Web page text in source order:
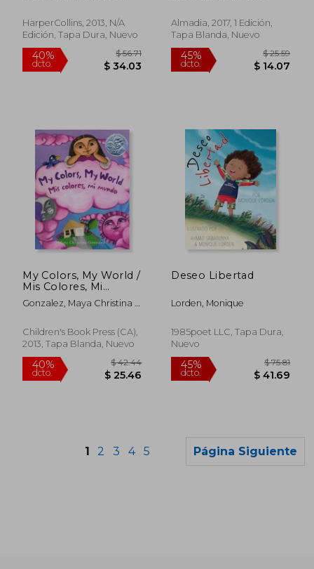
40% $ 37.14
$ 22.28
40%
HarperCollins, 2013, N/A
Edición, Tapa Dura, Nuevo
Almadia, 2017, 1 Edición,
Tapa Blanda, Nuevo
My Colors, My World /
Mis Colores, Mi
Mundo
Gonzalez, Maya Christina ;
Children's Book Press (CA),
2013, Tapa Blanda, Nuevo
Deseo Libertad
Lorden, Monique
1985poet LLC, Tapa Dura,
Nuevo
1 2 3 4 5 Página Siguiente